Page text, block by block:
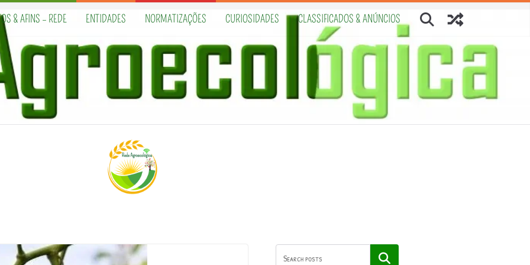
& AFINS – REDE ENTIDADES NORMATIZAÇÕES CURIOSIDADES CLASSIFICADOS & ANÚNCIOS
Pesquisar